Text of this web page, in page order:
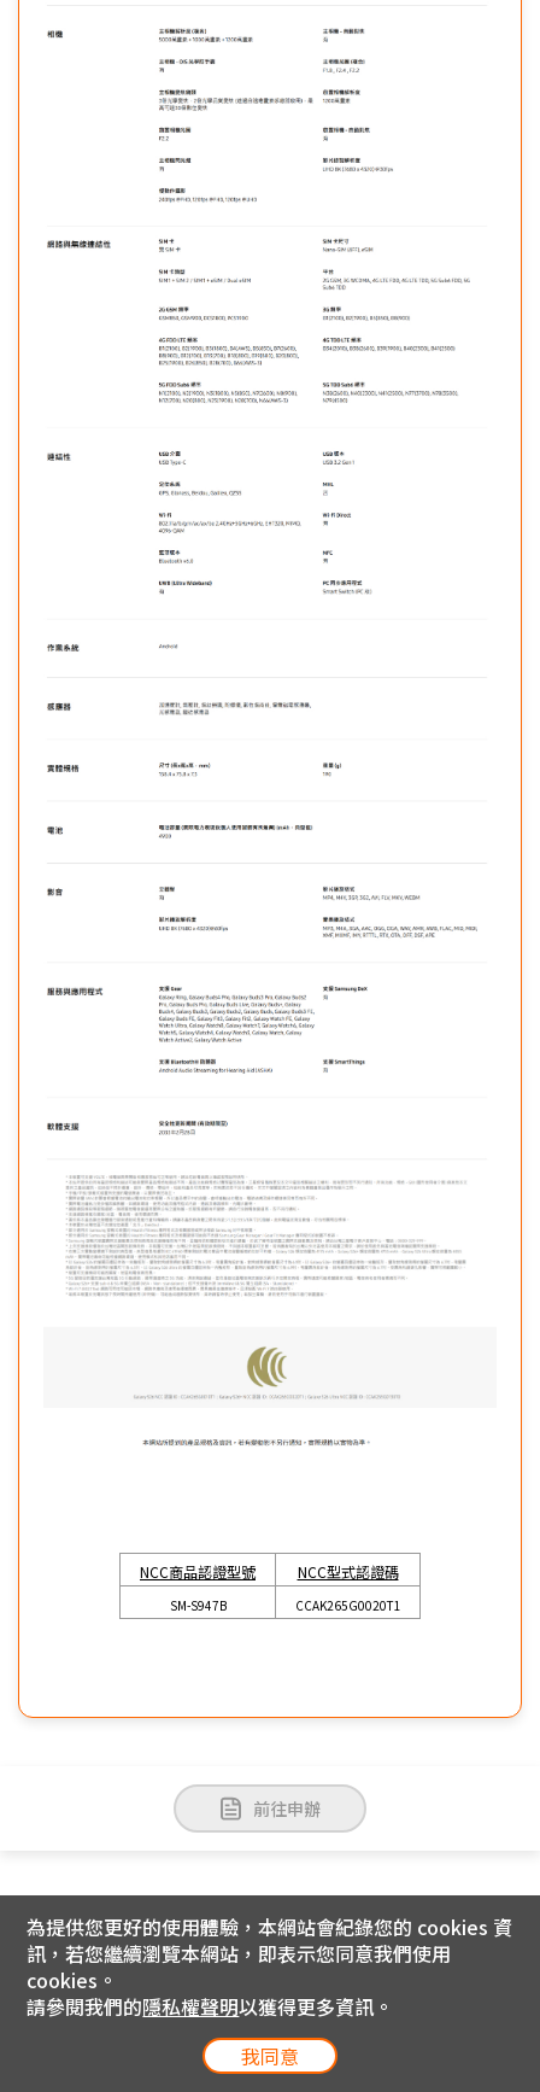
NCC商品認證型號 NCC型式認證碼
SM-S947B CCAK265G0020T1
前往申辦
為提供您更好的使用體驗，本網站會紀錄您的 cookies 資
訊，若您繼續瀏覽本網站，即表示您同意我們使用
cookies。
請參閱我們的隱私權聲明以獲得更多資訊。
我同意